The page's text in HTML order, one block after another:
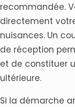
recommandée.
directement
nuisances. Un
de réception
et de constituer
ultérieure.
Si la démarche